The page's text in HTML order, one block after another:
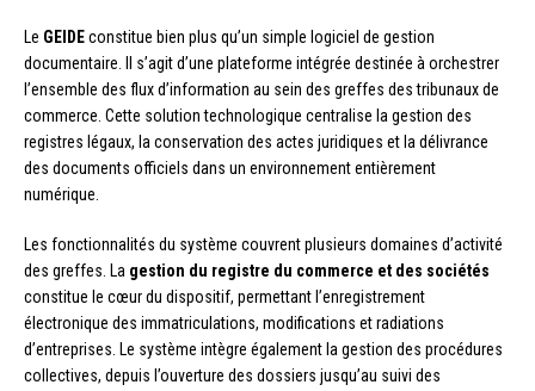
Le GEIDEconstitue bien plus qu’un simple logiciel de gestion
documentaire. Il s’agit d’une plateforme intégrée destinée à orchestrer
l’ensemble des flux d’information au sein des greffes des tribunaux de
commerce. Cette solution technologique centralise la gestion des
registres légaux, la conservation des actes juridiques et la délivrance
des documents officiels dans un environnement entièrement
numérique.
Les fonctionnalités du système couvrent plusieurs domaines d’activité
des greffes. La gestion du registre du commerce et des sociétés
constitue le cœur du dispositif, permettant l’enregistrement
électronique des immatriculations, modifications et radiations
d’entreprises. Le système intègre également la gestion des procédures
collectives, depuis l’ouverture des dossiers jusqu’au suivi des